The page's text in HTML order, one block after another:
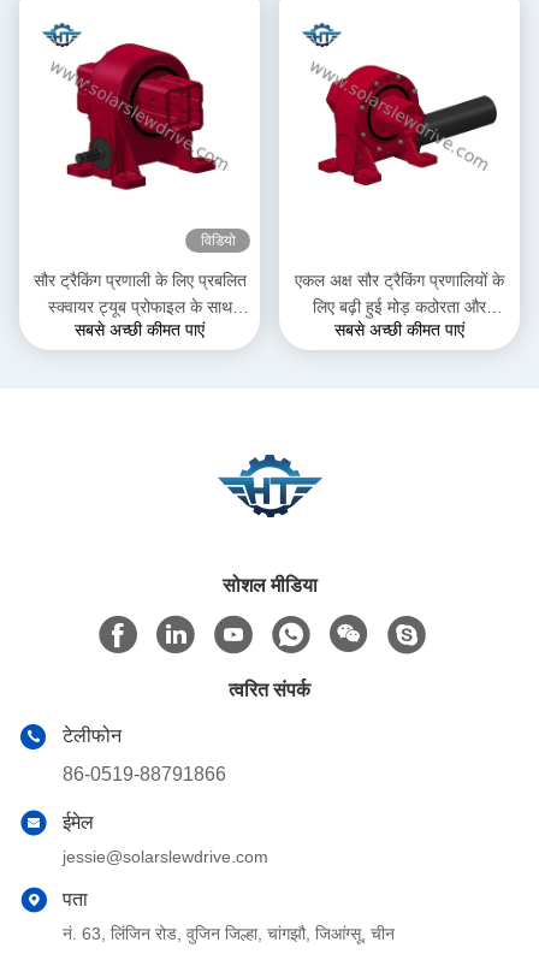
विडियो
सौर ट्रैकिंग प्रणाली के लिए प्रबलित
स्क्वायर ट्यूब प्रोफाइल के साथ
स्लीविंग ड्राइव
सबसे अच्छी कीमत पाएं
एकल अक्ष सौर ट्रैकिंग प्रणालियों के
लिए बढ़ी हुई मोड़ कठोरता और
प्रदर्शन के साथ स्क्वायर ट्यूब
सबसे अच्छी कीमत पाएं
सोशल मीडिया
त्वरित संपर्क
टेलीफोन
86-0519-88791866
ईमेल
jessie@solarslewdrive.com
पता
नं. 63, लिंजिन रोड, वुजिन जिल्हा, चांगझौ, जिआंग्सू, चीन